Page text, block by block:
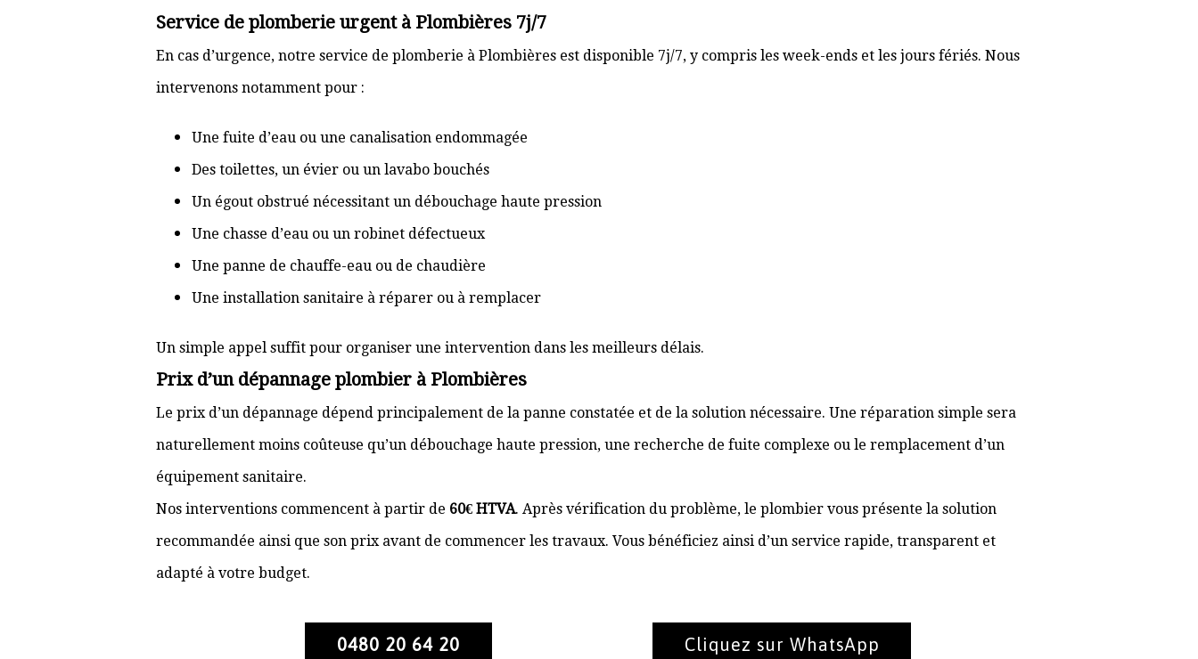
Service de plomberie urgent à Plombières 7j/7
En cas d’urgence, notre service de plomberie à Plombières est disponible 7j/7, y compris les week-ends et les jours fériés. Nous
intervenons notamment pour :
Une fuite d’eau ou une canalisation endommagée
Des toilettes, un évier ou un lavabo bouchés
Un égout obstrué nécessitant un débouchage haute pression
Une chasse d’eau ou un robinet défectueux
Une panne de chauffe-eau ou de chaudière
Une installation sanitaire à réparer ou à remplacer
Un simple appel suffit pour organiser une intervention dans les meilleurs délais.
Prix d’un dépannage plombier à Plombières
Le prix d’un dépannage dépend principalement de la panne constatée et de la solution nécessaire. Une réparation simple sera
naturellement moins coûteuse qu’un débouchage haute pression, une recherche de fuite complexe ou le remplacement d’un
équipement sanitaire.
Nos interventions commencent à partir de 60€ HTVA. Après vérification du problème, le plombier vous présente la solution
recommandée ainsi que son prix avant de commencer les travaux. Vous bénéficiez ainsi d’un service rapide, transparent et
adapté à votre budget.
0480 20 64 20 Cliquez sur WhatsApp